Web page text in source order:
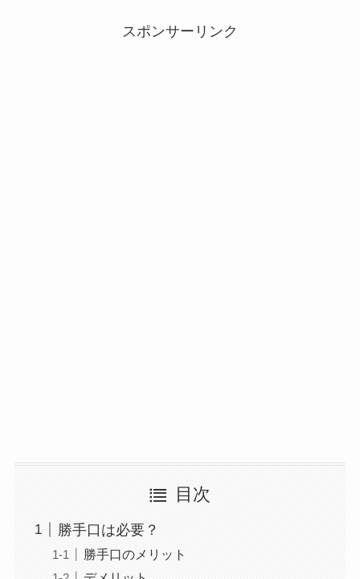
スポンサーリンク
目次
勝手口は必要？
勝手口のメリット